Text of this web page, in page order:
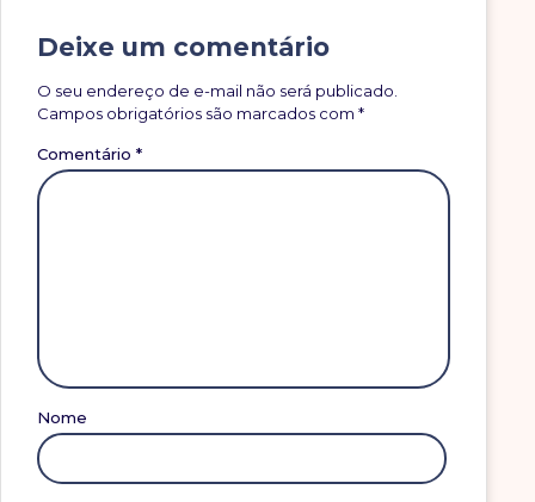
Deixe um comentário
O seu endereço de e-mail não será publicado.
Campos obrigatórios são marcados com *
Comentário *
Nome